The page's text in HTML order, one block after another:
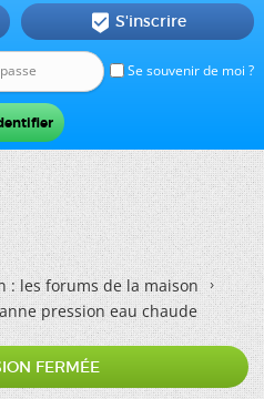
Se souvenir de moi ?
 S'inscrire
: les forums de la maison
pression eau chaude
FERMÉE